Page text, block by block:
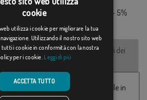
there may be a variation of + / - 5%
color tones.
Caratteristiche
tecniche
Recensioni dei
Bandera con il cappotto disponibile in
cookie
utilizza i cookie per migliorare la tua
Utilizzando il nostro sito web
tutti i cookie in conformità con la nostra
per i cookie. Leggi di più
ACCETTA TUTTO